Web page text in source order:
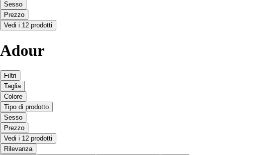
Sesso
Prezzo
Vedi i 12 prodotti
Adour
Filtri
Taglia
Colore
Tipo di prodotto
Sesso
Prezzo
Vedi i 12 prodotti
Rilevanza